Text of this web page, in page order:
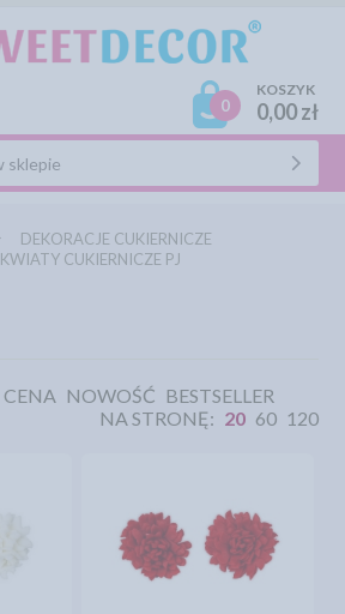
0
KOSZYK
0,00 zł
DEKORACJE CUKIERNICZE
KWIATY CUKIERNICZE PJ
CENA NOWOŚĆ BESTSELLER
NA STRONĘ: 20 60 120